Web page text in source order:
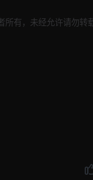
所有，未经允许请勿转载